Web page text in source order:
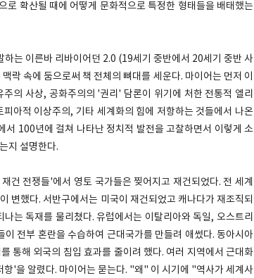
로 확산될 때에 어떻게 문화적으로 특정한 형태들을 배태했는
는 이른바 리바이어던 2.0 (19세기 중반에서 20세기 중반 사
속에 둠으로써 책 전체의 뼈대를 세운다. 마이어는 먼저 이
의 사상, 공화주의의 '권리' 담론이 위기에 처한 전통적 엘리
아적 이상주의, 기타 세계화의 힘에 저항하는 것들에서 나온
서 100년에 걸쳐 나타난 정치적 발전을 고찰하면서 이렇게 소
지 설명한다.
전쟁들'에서 영토 국가들은 찢어지고 재건되었다. 전 세계
변했다. 서반구에서는 미국이 재건되었고 캐나다가 재조직되
는 독재를 물리쳤다. 유럽에서는 이탈리아와 독일, 오스트리
전부 혼란을 수습하여 근대국가를 만들려 애썼다. 동아시아
통해 외국의 침입 효과를 줄이려 했다. 여러 지역에서 근대화
'을 알렸다. 마이어는 묻는다. "왜" 이 시기에 "역사가 세계사